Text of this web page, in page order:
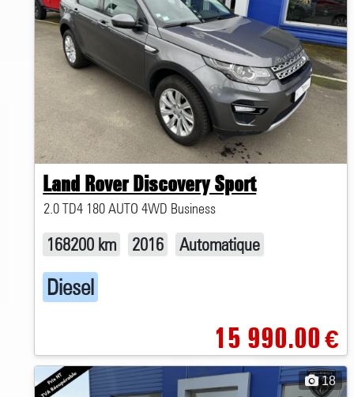
Land Rover Discovery Sport
2.0 TD4 180 AUTO 4WD Business
168200 km 2016 Automatique
Diesel
15 990.00€
18